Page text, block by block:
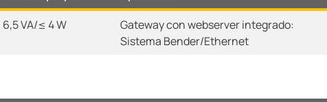
6,5 VA/≤ 4 W
Gateway con webserver integrado:
Sistema Bender/Ethernet